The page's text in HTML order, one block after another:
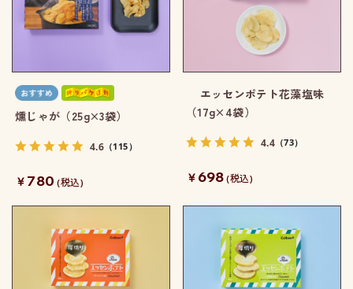
燻じゃが（25g×3袋）
4.6 （115）
￥780 (税込)
エッセンポテト花藻塩味
（17g×4袋）
4.4 （73）
￥698 (税込)